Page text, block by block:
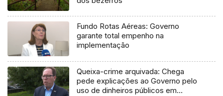
Fundo Rotas Aéreas: Governo
garante total empenho na
implementação
Queixa-crime arquivada: Chega
pede explicações ao Governo pelo
uso de dinheiros públicos em